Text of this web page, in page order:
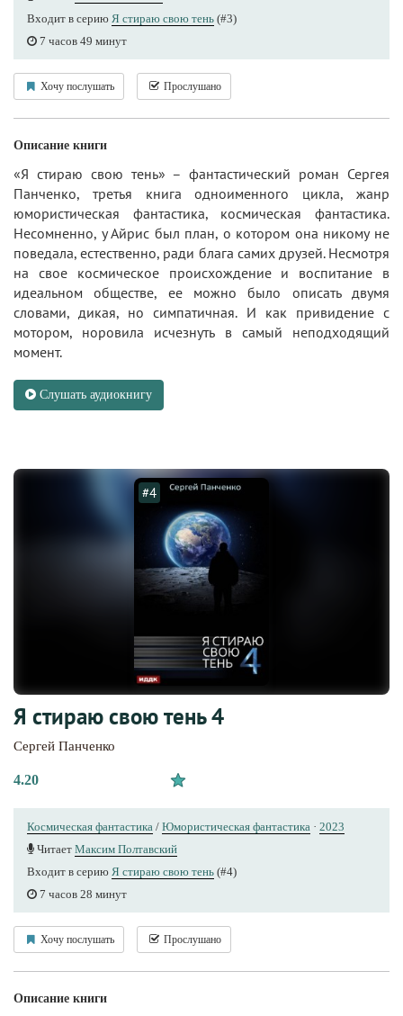
Входит в серию Я стираю свою тень (#3)
7 часов 49 минут
Хочу послушать Прослушано
Описание книги
«Я стираю свою тень» – фантастический роман Сергея
Панченко, третья книга одноименного цикла, жанр
юмористическая фантастика, космическая фантастика.
Несомненно, у Айрис был план, о котором она никому не
поведала, естественно, ради блага самих друзей. Несмотря
на свое космическое происхождение и воспитание в
идеальном обществе, ее можно было описать двумя
словами, дикая, но симпатичная. И как привидение с
мотором, норовила исчезнуть в самый неподходящий
момент.
Слушать аудиокнигу
#4
Я стираю свою тень 4
Сергей Панченко
4.20
Космическая фантастика / Юмористическая фантастика · 2023
Читает Максим Полтавский
Входит в серию Я стираю свою тень (#4)
7 часов 28 минут
Хочу послушать Прослушано
Описание книги